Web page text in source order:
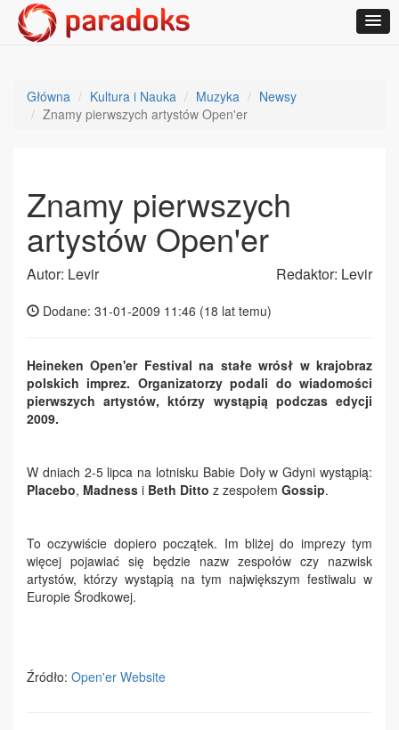
Główna Kultura i Nauka Muzyka
Newsy
Znamy pierwszych artystów Open'er
Znamy pierwszych
artystów Open'er
Autor: Levir Redaktor: Levir
Dodane: 31-01-2009 11:46 (18 lat temu)
Heineken Open'er Festival na stałe wrósł w krajobraz
polskich imprez. Organizatorzy podali do wiadomości
pierwszych artystów, którzy wystąpią podczas edycji
2009.
W dniach 2-5 lipca na lotnisku Babie Doły w Gdyni wystąpią:
Placebo, Madness i Beth Ditto z zespołem Gossip.
To oczywiście dopiero początek. Im bliżej do imprezy tym
więcej pojawiać się będzie nazw zespołów czy nazwisk
artystów, którzy wystąpią na tym największym festiwalu w
Europie Środkowej.
Źródło: Open'er Website